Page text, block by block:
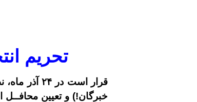
تحریم
قرار است در ۲۴آذر ماه،
خبرگان!) و تعیین